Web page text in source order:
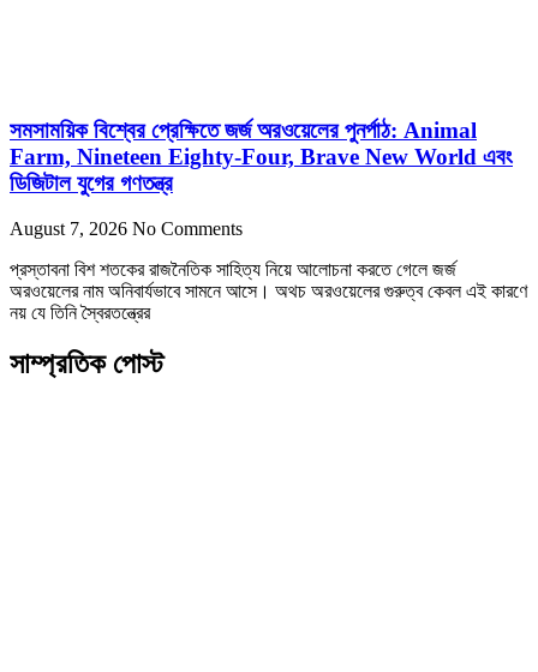
সমসাময়িক বিশ্বের প্রেক্ষিতে জর্জ অরওয়েলের পুনর্পাঠ: Animal
Farm, Nineteen Eighty-Four, Brave New World এবং
ডিজিটাল যুগের গণতন্ত্র
August 7, 2026 No Comments
প্রস্তাবনা বিশ শতকের রাজনৈতিক সাহিত্য নিয়ে আলোচনা করতে গেলে জর্জ
অরওয়েলের নাম অনিবার্যভাবে সামনে আসে। অথচ অরওয়েলের গুরুত্ব কেবল এই কারণে
নয় যে তিনি স্বৈরতন্ত্রের
সাম্প্রতিক পোস্ট